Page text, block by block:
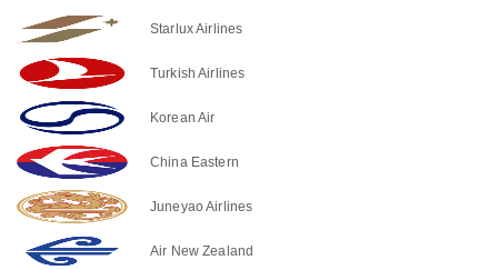
Starlux Airlines
Turkish Airlines
Korean Air
China Eastern
Juneyao Airlines
Air New Zealand